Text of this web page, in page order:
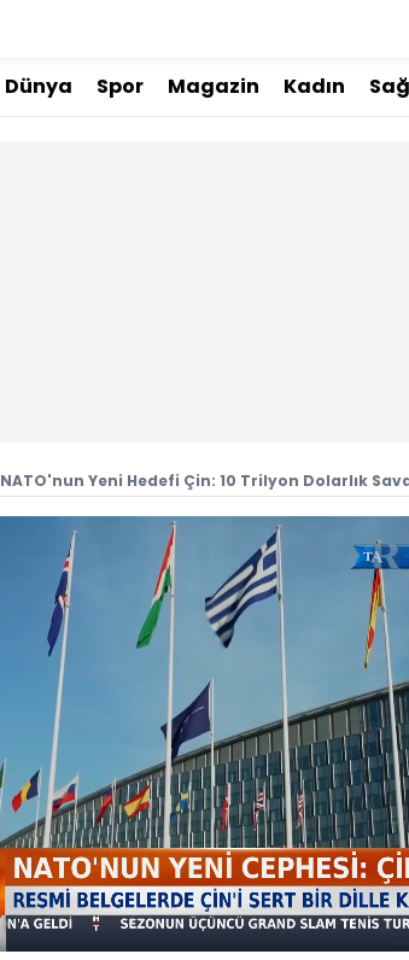
Dünya Spor Magazin Kadın
NATO'nun Yeni Hedefi Çin: 10 Trilyon Dolarlık